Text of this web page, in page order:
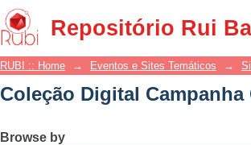
Repositório Rui
Coleção Digital Campanha
RUBI :: Home → Eventos e Sites Temáticos →
Coleção Digital
Browse by